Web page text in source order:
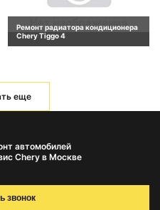
Ремонт радиатора кондиционера
Chery Tiggo 4
еще
автомобилей
Chery в Москве
звонок